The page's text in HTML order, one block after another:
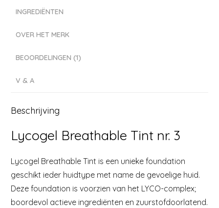
INGREDIËNTEN
OVER HET MERK
BEOORDELINGEN (1)
V & A
Beschrijving
Lycogel Breathable Tint nr. 3
Lycogel Breathable Tint is een unieke foundation
geschikt ieder huidtype met name de gevoelige huid.
Deze foundation is voorzien van het LYCO-complex;
boordevol actieve ingrediënten en zuurstofdoorlatend.